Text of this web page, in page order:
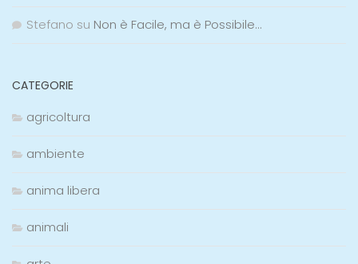
Stefano su Non è Facile, ma è Possibile…
CATEGORIE
agricoltura
ambiente
anima libera
animali